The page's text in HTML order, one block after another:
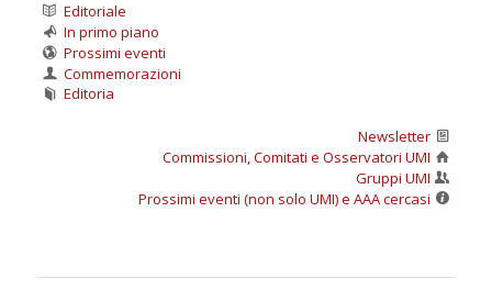
Editoriale
In primo piano
Prossimi eventi
Commemorazioni
Editoria
Newsletter
Commissioni, Comitati e Osservatori UMI
Gruppi UMI
Prossimi eventi (non solo UMI) e AAA cercasi